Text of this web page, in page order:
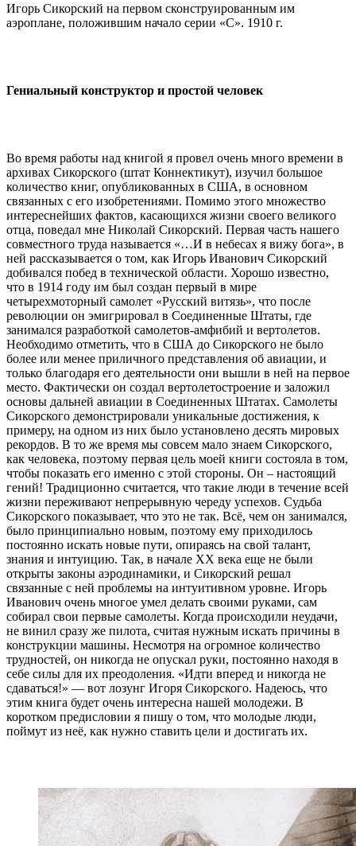
Игорь Сикорский на первом сконструированным им
аэроплане, положившим начало серии «С». 1910 г.
Гениальный конструктор и простой человек
Во время работы над книгой я провел очень много времени в
архивах Сикорского (штат Коннектикут), изучил большое
количество книг, опубликованных в США, в основном
связанных с его изобретениями. Помимо этого множество
интереснейших фактов, касающихся жизни своего великого
отца, поведал мне Николай Сикорский. Первая часть нашего
совместного труда называется «…И в небесах я вижу бога», в
ней рассказывается о том, как Игорь Иванович Сикорский
добивался побед в технической области. Хорошо известно,
что в 1914 году им был создан первый в мире
четырехмоторный самолет «Русский витязь», что после
революции он эмигрировал в Соединенные Штаты, где
занимался разработкой самолетов-амфибий и вертолетов.
Необходимо отметить, что в США до Сикорского не было
более или менее приличного представления об авиации, и
только благодаря его деятельности они вышли в ней на первое
место. Фактически он создал вертолетостроение и заложил
основы дальней авиации в Соединенных Штатах. Самолеты
Сикорского демонстрировали уникальные достижения, к
примеру, на одном из них было установлено десять мировых
рекордов. В то же время мы совсем мало знаем Сикорского,
как человека, поэтому первая цель моей книги состояла в том,
чтобы показать его именно с этой стороны. Он – настоящий
гений! Традиционно считается, что такие люди в течение всей
жизни переживают непрерывную череду успехов. Судьба
Сикорского показывает, что это не так. Всё, чем он занимался,
было принципиально новым, поэтому ему приходилось
постоянно искать новые пути, опираясь на свой талант,
знания и интуицию. Так, в начале XX века еще не были
открыты законы аэродинамики, и Сикорский решал
связанные с ней проблемы на интуитивном уровне. Игорь
Иванович очень многое умел делать своими руками, сам
собирал свои первые самолеты. Когда происходили неудачи,
не винил сразу же пилота, считая нужным искать причины в
конструкции машины. Несмотря на огромное количество
трудностей, он никогда не опускал руки, постоянно находя в
себе силы для их преодоления. «Идти вперед и никогда не
сдаваться!» — вот лозунг Игоря Сикорского. Надеюсь, что
этим книга будет очень интересна нашей молодежи. В
коротком предисловии я пишу о том, что молодые люди,
поймут из неё, как нужно ставить цели и достигать их.